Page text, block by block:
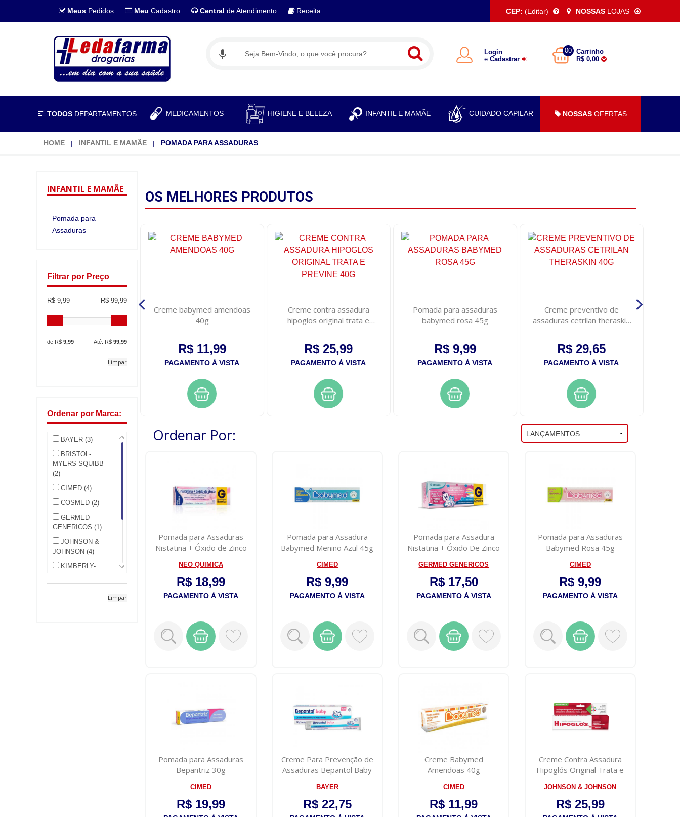
Meus Pedidos Meu Cadastro Central de Atendimento Receita CEP: (Editar) NOSSAS LOJAS
Login
e Cadastrar
00
Carrinho
R$ 0,00
TODOS DEPARTAMENTOS MEDICAMENTOS HIGIENE E BELEZA INFANTIL E MAMÃE CUIDADO CAPILAR NOSSAS OFERTAS
HOME INFANTIL E MAMÃE POMADA PARA ASSADURAS
INFANTIL E MAMÃE
Pomada para
Assaduras
Filtrar por Preço
R$ 9,99 R$ 99,99
de R$ 9,99 Até: R$ 99,99
Limpar
Ordenar por Marca:
BAYER (3)
BRISTOL-
MYERS SQUIBB
(2)
CIMED (4)
COSMED (2)
GERMED
GENERICOS (1)
JOHNSON &
JOHNSON (4)
KIMBERLY-
Limpar
OS MELHORES PRODUTOS
nistatina oxido de zinco neo
R$ 18,99
PAGAMENTO À VISTA
Creme babymed amendoas
40g
R$ 11,99
PAGAMENTO À VISTA
Creme contra assadura
hipoglos original trata e
R$ 25,99
PAGAMENTO À VISTA
Pomada para assaduras
babymed rosa 45g
R$ 9,99
PAGAMENTO À VISTA
Creme preventivo de
assaduras cetrilan theraskin
R$ 29,65
PAGAMENTO À VISTA
Ordenar Por:
Pomada para Assaduras
Nistatina + Óxido de Zinco
NEO QUIMICA
R$ 18,99
PAGAMENTO À VISTA
Pomada para Assadura
Babymed Menino Azul 45g
CIMED
R$ 9,99
PAGAMENTO À VISTA
Pomada para Assadura
Nistatina + Óxido De Zinco
GERMED GENERICOS
R$ 17,50
PAGAMENTO À VISTA
Pomada para Assaduras
Babymed Rosa 45g
CIMED
R$ 9,99
PAGAMENTO À VISTA
Pomada para Assaduras
Bepantriz 30g
CIMED
R$ 19,99
Creme Para Prevenção de
Assaduras Bepantol Baby
BAYER
R$ 22,75
Creme Babymed
Amendoas 40g
CIMED
R$ 11,99
Creme Contra Assadura
Hipoglós Original Trata e
JOHNSON & JOHNSON
R$ 25,99